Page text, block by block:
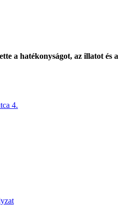
a hatékonyságot, az illatot és a
4.